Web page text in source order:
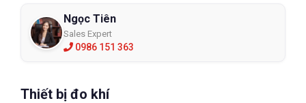
Ngọc Tiên
Sales Expert
0986 151 363
Thiết bị đo khí